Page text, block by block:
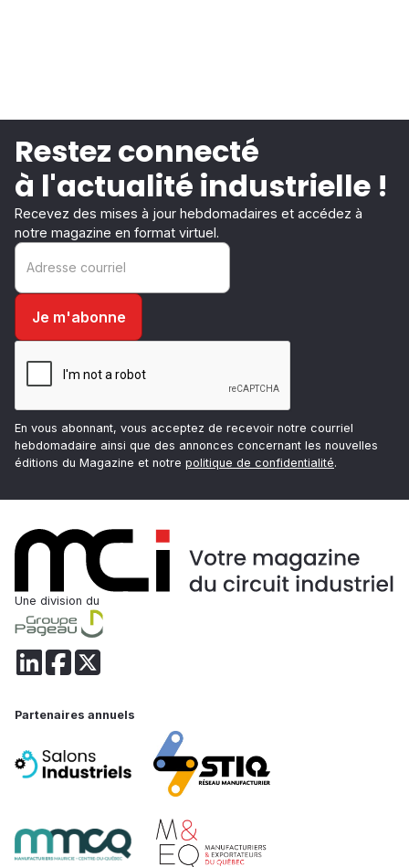
Restez connecté
à l'actualité industrielle !
Recevez des mises à jour hebdomadaires et accédez à
notre magazine en format virtuel.
En vous abonnant, vous acceptez de recevoir notre courriel
hebdomadaire ainsi que des annonces concernant les nouvelles
éditions du Magazine et notre politique de confidentialité.
Une division du
Partenaires annuels